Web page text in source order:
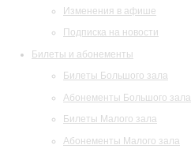
Изменения в афише
Подписка на новости
Билеты и абонементы
Билеты Большого зала
Абонементы Большого зала
Билеты Малого зала
Абонементы Малого зала